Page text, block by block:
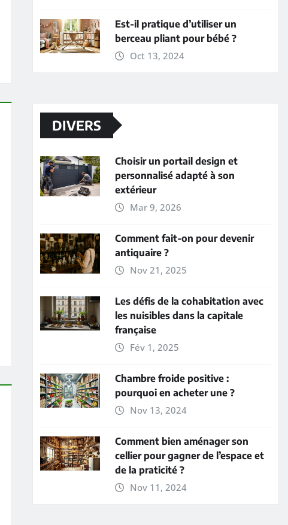
Est-il pratique d’utiliser un
berceau pliant pour bébé ?
Oct 13, 2024
DIVERS
Choisir un portail design et
personnalisé adapté à son
extérieur
Mar 9, 2026
Comment fait-on pour devenir
antiquaire ?
Nov 21, 2025
Les défis de la cohabitation avec
les nuisibles dans la capitale
française
Fév 1, 2025
Chambre froide positive :
pourquoi en acheter une ?
Nov 13, 2024
Comment bien aménager son
cellier pour gagner de l’espace et
de la praticité ?
Nov 11, 2024